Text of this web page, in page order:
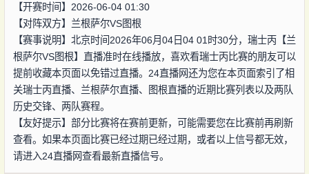
【开赛时间】2026-06-04 01:30
【对阵双方】 兰根萨尔VS图根
【赛事说明】北京时间2026年06月04日04 01时30分，瑞士丙【兰
根萨尔VS图根】直播准时在线播放，喜欢看瑞士丙比赛的朋友可以
提前收藏本页面以免错过直播。24直播网还为您在本页面索引了相
关瑞士丙直播、兰根萨尔直播、图根直播的近期比赛列表以及两队
历史交锋、两队赛程。
【友好提示】部分比赛将在赛前更新，可能需要您在比赛前再刷新
查看。如果本页面比赛已经过期已经过期，或者以上信号都无效，
请进入24直播网查看最新直播信号。